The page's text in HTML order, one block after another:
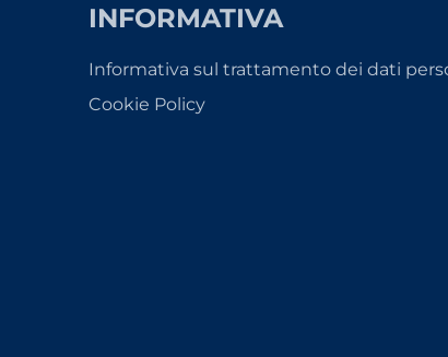
INFORMATIVA
Informativa sul trattamento dei dati
Cookie Policy